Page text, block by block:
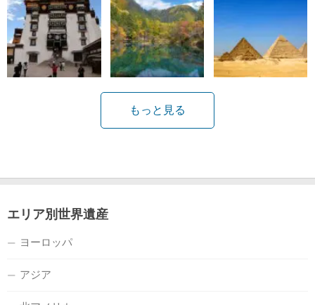
もっと見る
エリア別世界遺産
ヨーロッパ
アジア